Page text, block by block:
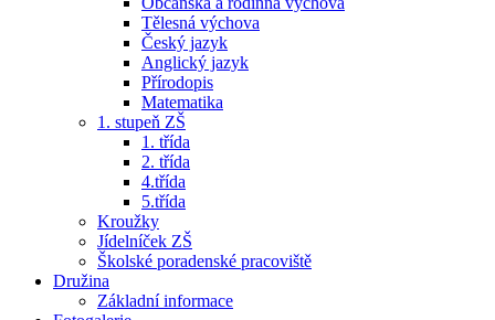
Tělesná výchova
Český jazyk
Anglický jazyk
Přírodopis
Matematika
1. stupeň ZŠ
1. třída
2. třída
4.třída
5.třída
Kroužky
Jídelníček ZŠ
Školské poradenské pracoviště
Družina
Základní informace